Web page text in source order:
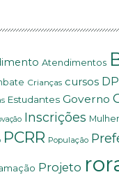
Atendimentos
Crianças cursos
Estudantes Governo
Inscrições
PCRR População
Projeto